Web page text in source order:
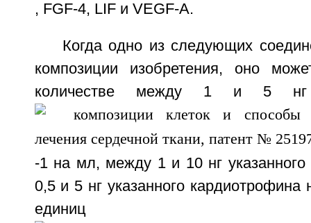
, FGF-4, LIF и VEGF-A.
Когда одно из следующих
композиции изобретения, оно
количестве между 1 и 5 нг
-1 на мл, между 1 и 10 нг
0,5 и 5 нг указанного
единиц